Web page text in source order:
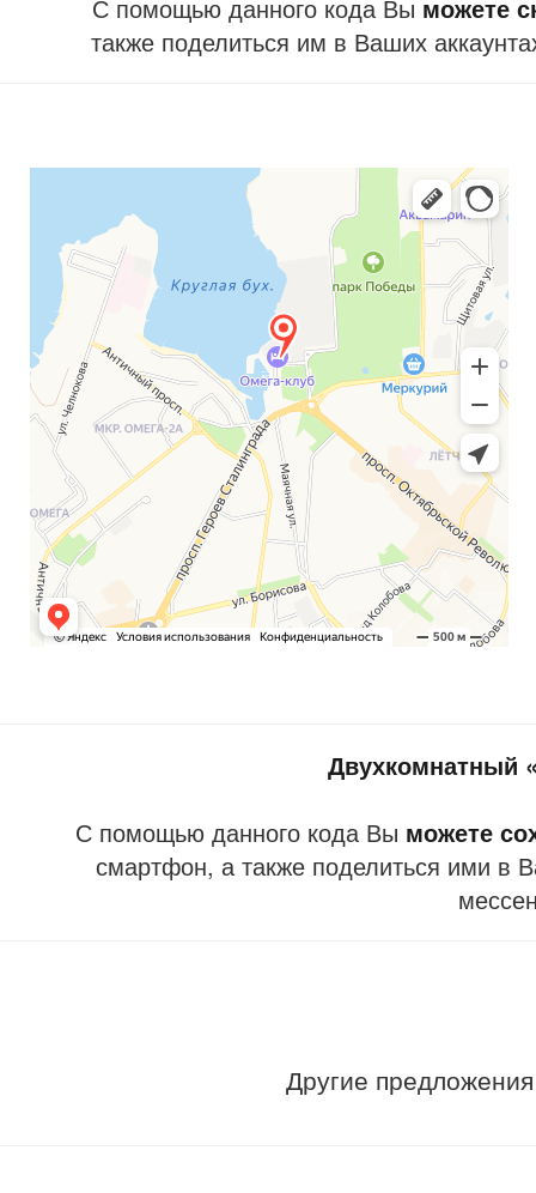
С помощью данного кода Вы можете
также поделиться им в Ваших
Двухкомнатный
С помощью данного кода Вы можете
смартфон, а также поделиться ими в
Другие